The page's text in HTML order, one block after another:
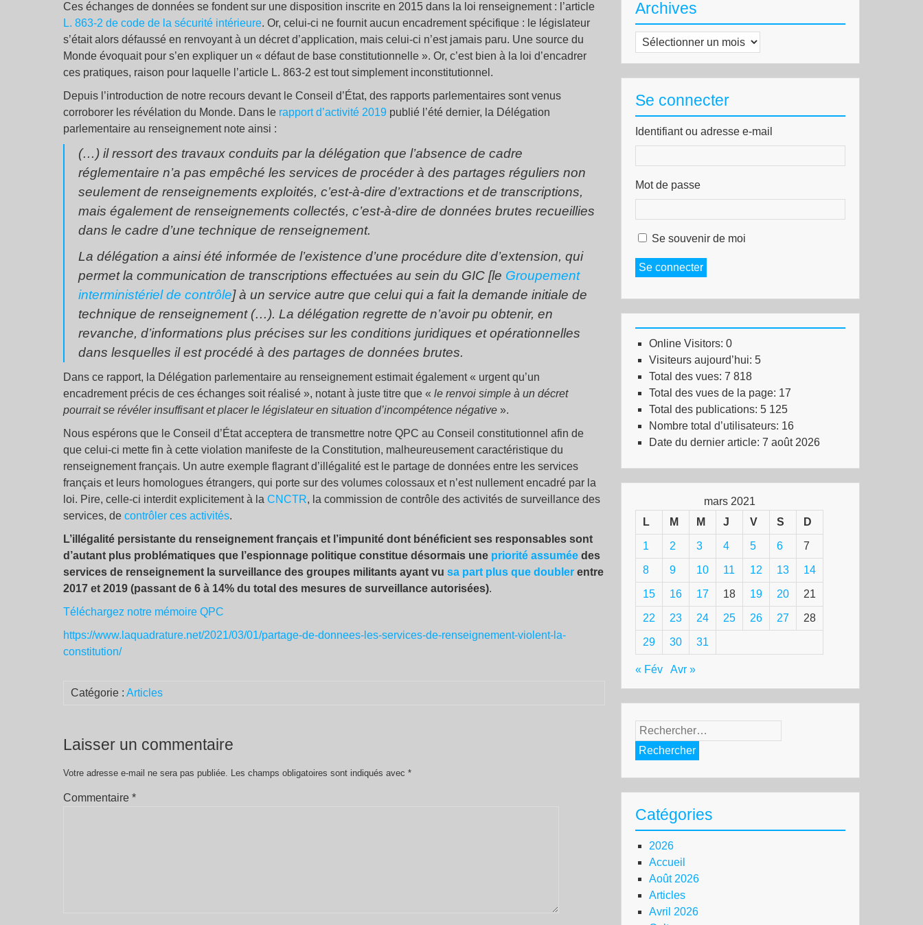
Ces échanges de données se fondent sur une disposition inscrite en 2015 dans la loi renseignement : l’article
L. 863-2 de code de la sécurité intérieure. Or, celui-ci ne fournit aucun encadrement spécifique : le législateur
s’était alors défaussé en renvoyant à un décret d’application, mais celui-ci n’est jamais paru. Une source du
Monde évoquait pour s’en expliquer un « défaut de base constitutionnelle ». Or, c’est bien à la loi d’encadrer
ces pratiques, raison pour laquelle l’article L. 863-2 est tout simplement inconstitutionnel.
Depuis l’introduction de notre recours devant le Conseil d’État, des rapports parlementaires sont venus
corroborer les révélation du Monde. Dans le rapport d’activité 2019 publié l’été dernier, la Délégation
parlementaire au renseignement note ainsi :
(…) il ressort des travaux conduits par la délégation que l’absence de cadre
réglementaire n’a pas empêché les services de procéder à des partages réguliers non
seulement de renseignements exploités, c’est-à-dire d’extractions et de transcriptions,
mais également de renseignements collectés, c’est-à-dire de données brutes recueillies
dans le cadre d’une technique de renseignement.
La délégation a ainsi été informée de l’existence d’une procédure dite d’extension, qui
permet la communication de transcriptions effectuées au sein du GIC [le Groupement
interministériel de contrôle] à un service autre que celui qui a fait la demande initiale de
technique de renseignement (…). La délégation regrette de n’avoir pu obtenir, en
revanche, d’informations plus précises sur les conditions juridiques et opérationnelles
dans lesquelles il est procédé à des partages de données brutes.
Dans ce rapport, la Délégation parlementaire au renseignement estimait également « urgent qu’un
encadrement précis de ces échanges soit réalisé », notant à juste titre que « le renvoi simple à un décret
pourrait se révéler insuffisant et placer le législateur en situation d’incompétence négative ».
Nous espérons que le Conseil d’État acceptera de transmettre notre QPC au Conseil constitutionnel afin de
que celui-ci mette fin à cette violation manifeste de la Constitution, malheureusement caractéristique du
renseignement français. Un autre exemple flagrant d’illégalité est le partage de données entre les services
français et leurs homologues étrangers, qui porte sur des volumes colossaux et n’est nullement encadré par la
loi. Pire, celle-ci interdit explicitement à la CNCTR, la commission de contrôle des activités de surveillance des
services, de contrôler ces activités.
L’illégalité persistante du renseignement français et l’impunité dont bénéficient ses responsables sont
d’autant plus problématiques que l’espionnage politique constitue désormais une priorité assumée des
services de renseignement la surveillance des groupes militants ayant vu sa part plus que doubler entre
2017 et 2019 (passant de 6 à 14% du total des mesures de surveillance autorisées).
Téléchargez notre mémoire QPC
https://www.laquadrature.net/2021/03/01/partage-de-donnees-les-services-de-renseignement-violent-la-
constitution/
Catégorie : Articles
Laisser un commentaire
Votre adresse e-mail ne sera pas publiée. Les champs obligatoires sont indiqués avec *
Commentaire *
Archives
Archives
Se connecter
Identifiant ou adresse e-mail
Mot de passe
Se souvenir de moi
Se connecter
Online Visitors: 0
Visiteurs aujourd’hui: 5
Total des vues: 7 818
Total des vues de la page: 17
Total des publications: 5 125
Nombre total d’utilisateurs: 16
Date du dernier article: 7 août 2026
mars 2021
L
M M J V S D
1 2 3 4 5 6 7
8 9 10 11 12 13 14
15 16 17 18 19 20 21
22 23 24 25 26 27 28
29 30 31
« Fév Avr »
Rechercher :
Catégories
2026
Accueil
Août 2026
Articles
Avril 2026